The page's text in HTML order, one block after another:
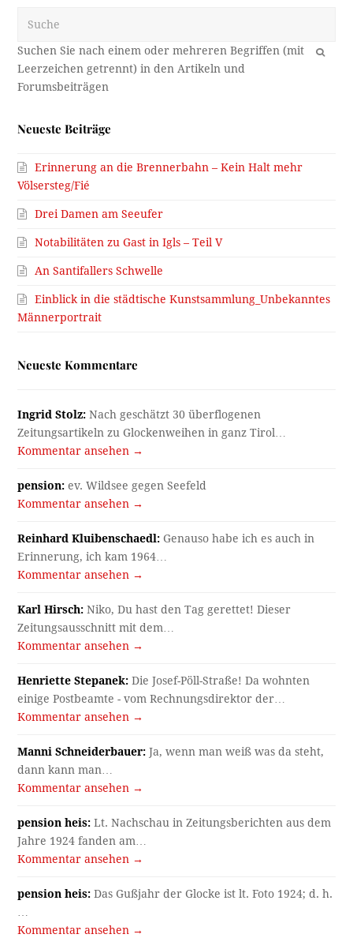
OK
Neueste Beiträge
Erinnerung an die Brennerbahn – Kein Halt mehr
Völsersteg/Fié
Drei Damen am Seeufer
Notabilitäten zu Gast in Igls – Teil V
An Santifallers Schwelle
Einblick in die städtische Kunstsammlung_Unbekanntes
Männerportrait
Neueste Kommentare
Ingrid Stolz: Nach geschätzt 30 überflogenen
Zeitungsartikeln zu Glockenweihen in ganz Tirol…
Kommentar ansehen →
pension: ev. Wildsee gegen Seefeld
Kommentar ansehen →
Reinhard Kluibenschaedl: Genauso habe ich es auch in
Erinnerung, ich kam 1964…
Kommentar ansehen →
Karl Hirsch: Niko, Du hast den Tag gerettet! Dieser
Zeitungsausschnitt mit dem…
Kommentar ansehen →
Henriette Stepanek: Die Josef-Pöll-Straße! Da wohnten
einige Postbeamte - vom Rechnungsdirektor der…
Kommentar ansehen →
Manni Schneiderbauer: Ja, wenn man weiß was da steht,
dann kann man…
Kommentar ansehen →
pension heis: Lt. Nachschau in Zeitungsberichten aus dem
Jahre 1924 fanden am…
Kommentar ansehen →
pension heis: Das Gußjahr der Glocke ist lt. Foto 1924; d. h.
…
Kommentar ansehen →